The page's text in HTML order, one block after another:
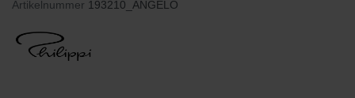
Artikelnummer 193210_ANGELO